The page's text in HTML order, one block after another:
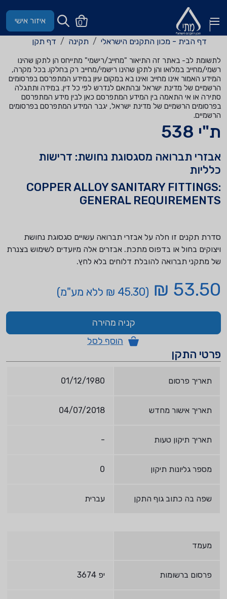
0 איזור אישי
דף הבית - מכון התקנים הישראלי תקינה דף תקן
לתשומת לב- באתר זה התיאור "מחייב/רישמי" מתייחס הן לתקן שהינו
רשמי/מחייב במלואו והן לתקן שהינו רישמי/מחייב רק בחלקו. בכל מקרה,
המידע האמור אינו מחייב ואינו בא במקום עיון במידע המתפרסם בפרסומים
הרשמיים של מדינת ישראל ובהתאם לנדרש לפי כל דין. במידה ותתגלה
סתירה או אי התאמה בין המידע המתפרסם כאן לבין מידע המתפרסם
בפרסומים הרשמיים של מדינת ישראל, יגבר המידע המתפרסם בפרסומים
הרשמיים.
ת"י 538
אבזרי תברואה מסגסוגת נחושת: דרישות
כלליות
COPPER ALLOY SANITARY FITTINGS:
GENERAL REQUIREMENTS
סדרת תקנים זו חלה על אבזרי תברואה עשויים סגסוגת נחושת
ויצוקים בחול או בדפוס מתכת. אבזרים אלה מיועדים לשימוש בצנרת
של מתקני תברואה להובלת דלוחים בלא לחץ.
53.50 ₪ (45.30 ₪ ללא מע"מ)
קניה מהירה
הוסף לסל
פרטי התקן
תאריך פרסום 01/12/1980
תאריך אישור מחדש 04/07/2018
תאריך תיקון טעות -
מספר גליונות תיקון 0
שפה בה כתוב גוף התקן עברית
מעמד
פרסום ברשומות יפ 3674